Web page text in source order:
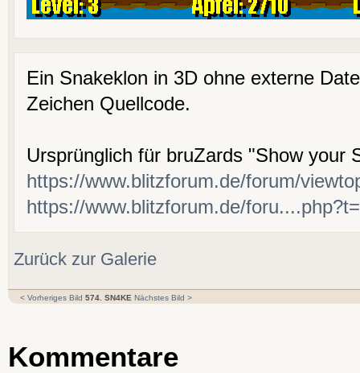
Ein Snakeklon in 3D ohne externe
Zeichen Quellcode.
Ursprünglich für bruZards "Show your
https://www.blitzforum.de/forum/
https://www.blitzforum.de/
Zurück zur Galerie
< Vorheriges Bild 574. SN4KE Nächstes Bild >
Kommentare